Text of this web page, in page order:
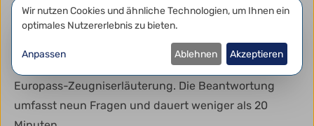
DieseUmfragerichtet sich an Arbeitgeber, politische
Entscheidungsträger sowie Bildungs- und
Ausbildungseinrichtungen. Im Mittelpunkt stehen
Nutzung, Ausstellung und künftige Entwicklung der
Europass-Zeugniserläuterung. Die Beantwortung
umfasst neun Fragen und dauert weniger als 20
Datenschutzeinstellungen
Wir nutzen Cookies und ähnliche Technologien, um Ihnen ein
optimales Nutzererlebnis zu bieten.
Anpassen Ablehnen Akzeptieren